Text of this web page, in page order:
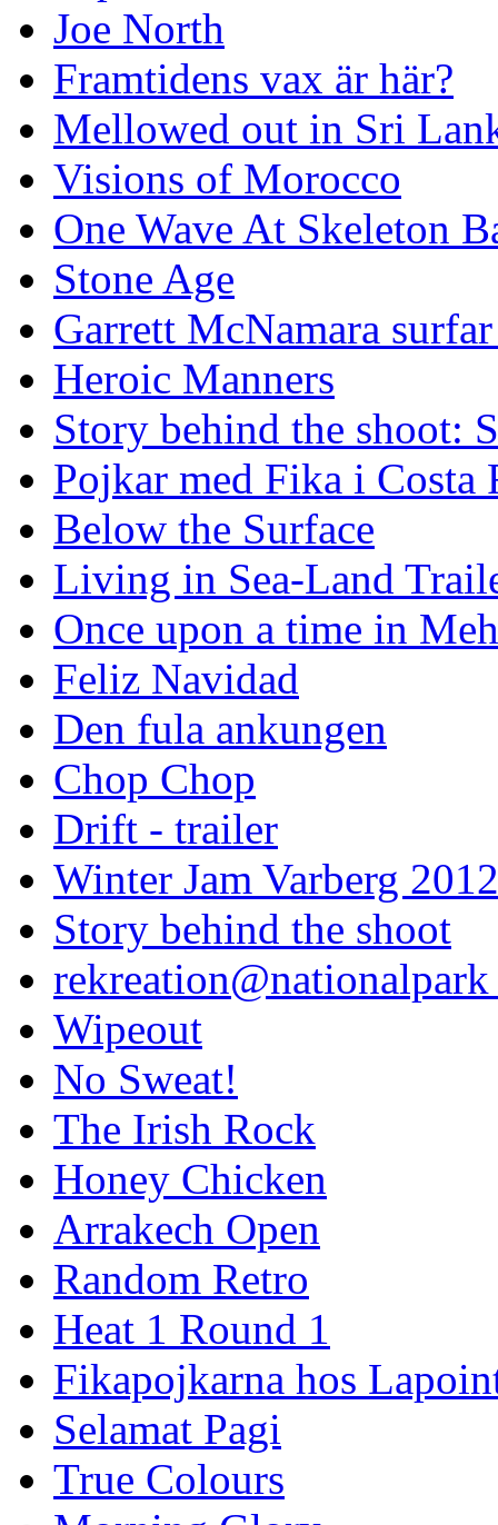
Joe North
Framtidens vax är här?
Mellowed out in Sri
Visions of Morocco
One Wave At Skeleton
Stone Age
Garrett McNamara
Heroic Manners
Story behind the shoot:
Pojkar med Fika i Costa
Below the Surface
Living in Sea-Land
Once upon a time in
Feliz Navidad
Den fula ankungen
Chop Chop
Drift - trailer
Winter Jam Varberg 2012
Story behind the shoot
rekreation@nationalpark
Wipeout
No Sweat!
The Irish Rock
Honey Chicken
Arrakech Open
Random Retro
Heat 1 Round 1
Fikapojkarna hos
Selamat Pagi
True Colours